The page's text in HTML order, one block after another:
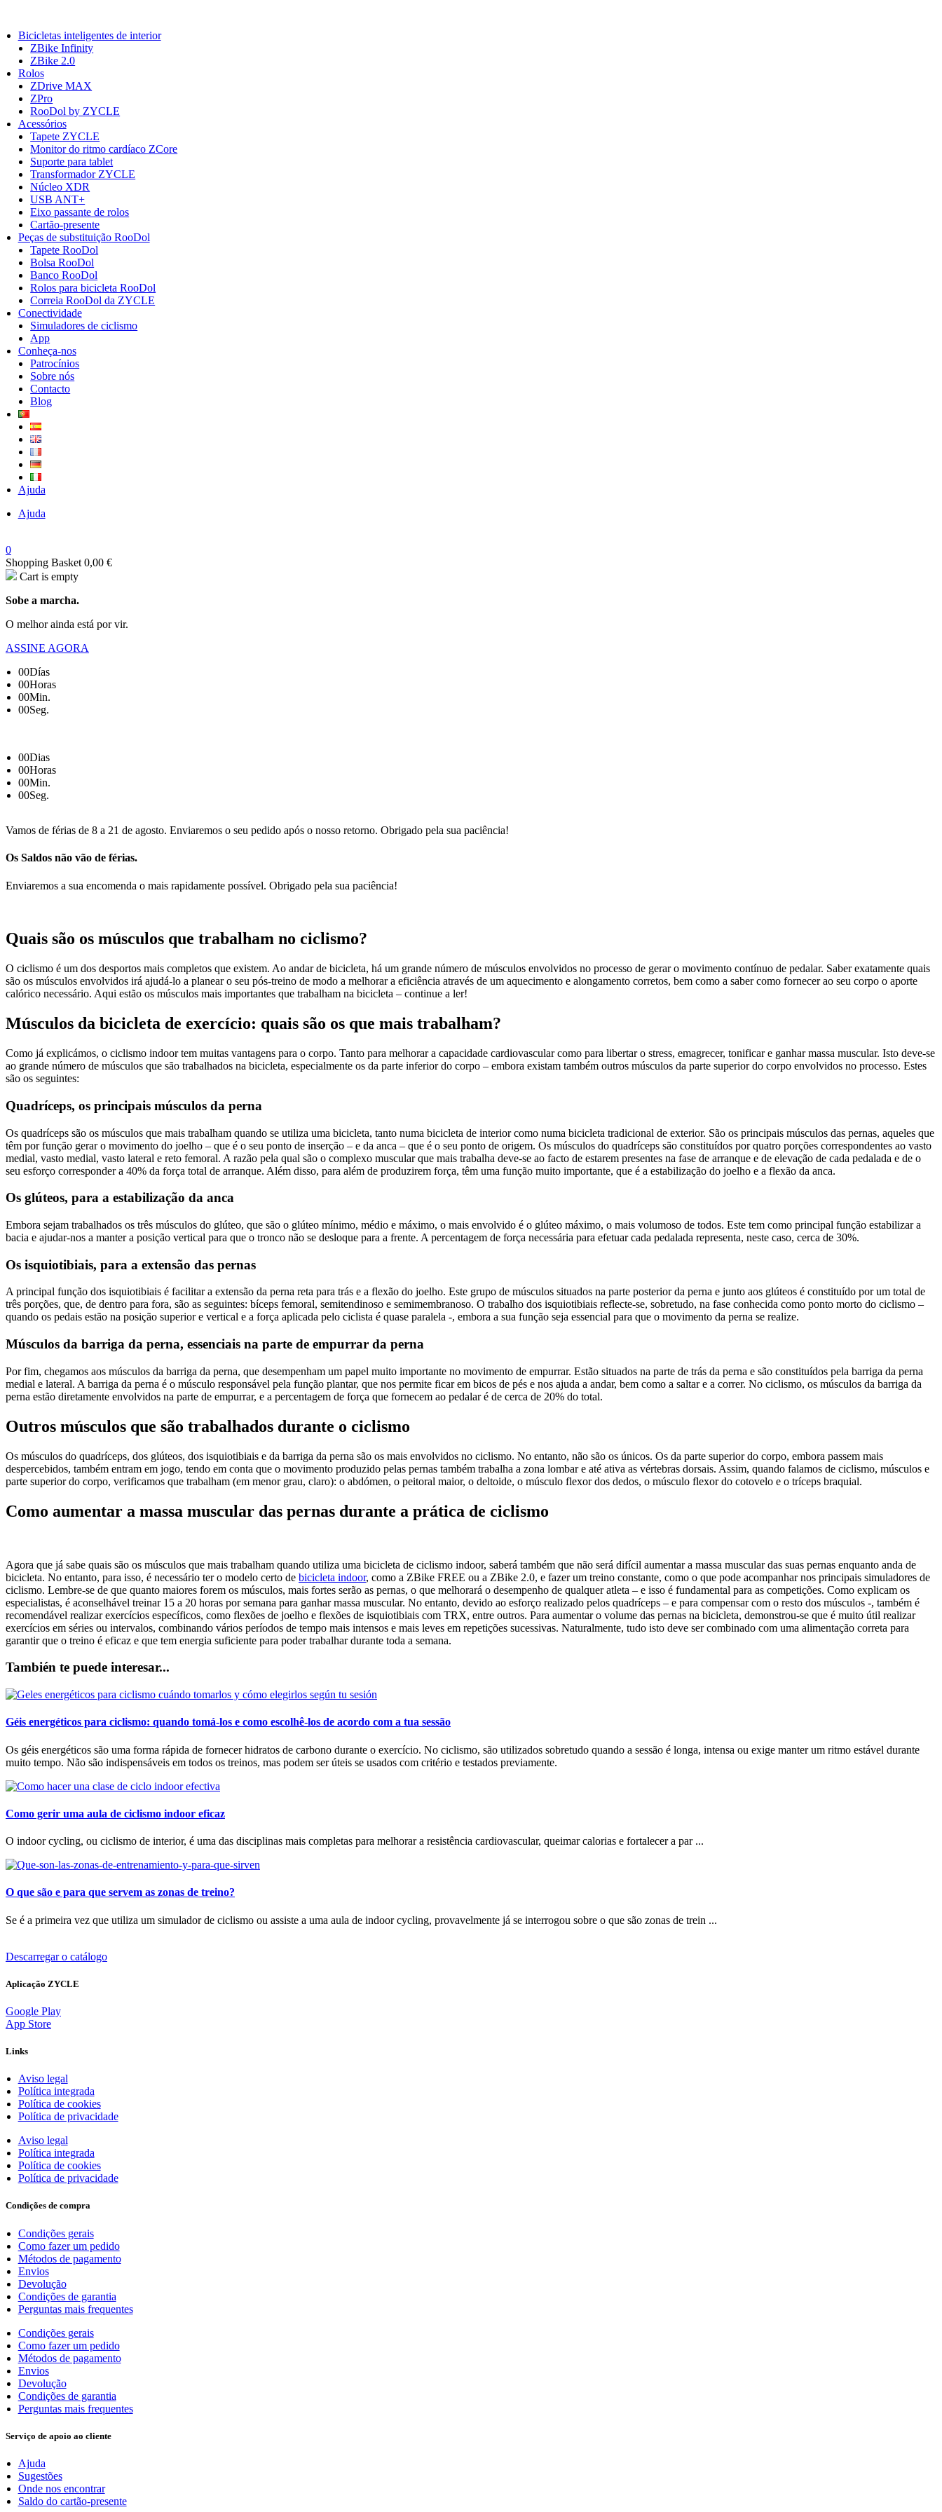
Bicicletas inteligentes de interior
ZBike Infinity
ZBike 2.0
Rolos
ZDrive MAX
ZPro
RooDol by ZYCLE
Acessórios
Tapete ZYCLE
Monitor do ritmo cardíaco ZCore
Suporte para tablet
Transformador ZYCLE
Núcleo XDR
USB ANT+
Eixo passante de rolos
Cartão-presente
Peças de substituição RooDol
Tapete RooDol
Bolsa RooDol
Banco RooDol
Rolos para bicicleta RooDol
Correia RooDol da ZYCLE
Conectividade
Simuladores de ciclismo
App
Conheça-nos
Patrocínios
Sobre nós
Contacto
Blog
Ajuda
Ajuda
0
Shopping Basket 0,00 €
Cart is empty
Sobe a marcha.
O melhor ainda está por vir.
ASSINE AGORA
00Días
00Horas
00Min.
00Seg.
00Dias
00Horas
00Min.
00Seg.
Vamos de férias de 8 a 21 de agosto. Enviaremos o seu pedido após o nosso retorno. Obrigado pela sua paciência!
Os Saldos não vão de férias.
Enviaremos a sua encomenda o mais rapidamente possível. Obrigado pela sua paciência!
Quais são os músculos que trabalham no ciclismo?
O ciclismo é um dos desportos mais completos que existem. Ao andar de bicicleta, há um grande número de músculos envolvidos no processo de gerar o movimento contínuo de pedalar. Saber exatamente quais
são os músculos envolvidos irá ajudá-lo a planear o seu pós-treino de modo a melhorar a eficiência através de um aquecimento e alongamento corretos, bem como a saber como fornecer ao seu corpo o aporte
calórico necessário. Aqui estão os músculos mais importantes que trabalham na bicicleta – continue a ler!
Músculos da bicicleta de exercício: quais são os que mais trabalham?
Como já explicámos, o ciclismo indoor tem muitas vantagens para o corpo. Tanto para melhorar a capacidade cardiovascular como para libertar o stress, emagrecer, tonificar e ganhar massa muscular. Isto deve-se
ao grande número de músculos que são trabalhados na bicicleta, especialmente os da parte inferior do corpo – embora existam também outros músculos da parte superior do corpo envolvidos no processo. Estes
são os seguintes:
Quadríceps, os principais músculos da perna
Os quadríceps são os músculos que mais trabalham quando se utiliza uma bicicleta, tanto numa bicicleta de interior como numa bicicleta tradicional de exterior. São os principais músculos das pernas, aqueles que
têm por função gerar o movimento do joelho – que é o seu ponto de inserção – e da anca – que é o seu ponto de origem. Os músculos do quadríceps são constituídos por quatro porções correspondentes ao vasto
medial, vasto medial, vasto lateral e reto femoral. A razão pela qual são o complexo muscular que mais trabalha deve-se ao facto de estarem presentes na fase de arranque e de elevação de cada pedalada e de o
seu esforço corresponder a 40% da força total de arranque. Além disso, para além de produzirem força, têm uma função muito importante, que é a estabilização do joelho e a flexão da anca.
Os glúteos, para a estabilização da anca
Embora sejam trabalhados os três músculos do glúteo, que são o glúteo mínimo, médio e máximo, o mais envolvido é o glúteo máximo, o mais volumoso de todos. Este tem como principal função estabilizar a
bacia e ajudar-nos a manter a posição vertical para que o tronco não se desloque para a frente. A percentagem de força necessária para efetuar cada pedalada representa, neste caso, cerca de 30%.
Os isquiotibiais, para a extensão das pernas
A principal função dos isquiotibiais é facilitar a extensão da perna reta para trás e a flexão do joelho. Este grupo de músculos situados na parte posterior da perna e junto aos glúteos é constituído por um total de
três porções, que, de dentro para fora, são as seguintes: bíceps femoral, semitendinoso e semimembranoso. O trabalho dos isquiotibiais reflecte-se, sobretudo, na fase conhecida como ponto morto do ciclismo –
quando os pedais estão na posição superior e vertical e a força aplicada pelo ciclista é quase paralela -, embora a sua função seja essencial para que o movimento da perna se realize.
Músculos da barriga da perna, essenciais na parte de empurrar da perna
Por fim, chegamos aos músculos da barriga da perna, que desempenham um papel muito importante no movimento de empurrar. Estão situados na parte de trás da perna e são constituídos pela barriga da perna
medial e lateral. A barriga da perna é o músculo responsável pela função plantar, que nos permite ficar em bicos de pés e nos ajuda a andar, bem como a saltar e a correr. No ciclismo, os músculos da barriga da
perna estão diretamente envolvidos na parte de empurrar, e a percentagem de força que fornecem ao pedalar é de cerca de 20% do total.
Outros músculos que são trabalhados durante o ciclismo
Os músculos do quadríceps, dos glúteos, dos isquiotibiais e da barriga da perna são os mais envolvidos no ciclismo. No entanto, não são os únicos. Os da parte superior do corpo, embora passem mais
despercebidos, também entram em jogo, tendo em conta que o movimento produzido pelas pernas também trabalha a zona lombar e até ativa as vértebras dorsais. Assim, quando falamos de ciclismo, músculos e
parte superior do corpo, verificamos que trabalham (em menor grau, claro): o abdómen, o peitoral maior, o deltoide, o músculo flexor dos dedos, o músculo flexor do cotovelo e o tríceps braquial.
Como aumentar a massa muscular das pernas durante a prática de ciclismo
Agora que já sabe quais são os músculos que mais trabalham quando utiliza uma bicicleta de ciclismo indoor, saberá também que não será difícil aumentar a massa muscular das suas pernas enquanto anda de
bicicleta. No entanto, para isso, é necessário ter o modelo certo de bicicleta indoor, como a ZBike FREE ou a ZBike 2.0, e fazer um treino constante, como o que pode acompanhar nos principais simuladores de
ciclismo. Lembre-se de que quanto maiores forem os músculos, mais fortes serão as pernas, o que melhorará o desempenho de qualquer atleta – e isso é fundamental para as competições. Como explicam os
especialistas, é aconselhável treinar 15 a 20 horas por semana para ganhar massa muscular. No entanto, devido ao esforço realizado pelos quadríceps – e para compensar com o resto dos músculos -, também é
recomendável realizar exercícios específicos, como flexões de joelho e flexões de isquiotibiais com TRX, entre outros. Para aumentar o volume das pernas na bicicleta, demonstrou-se que é muito útil realizar
exercícios em séries ou intervalos, combinando vários períodos de tempo mais intensos e mais leves em repetições sucessivas. Naturalmente, tudo isto deve ser combinado com uma alimentação correta para
garantir que o treino é eficaz e que tem energia suficiente para poder trabalhar durante toda a semana.
También te puede interesar...
Géis energéticos para ciclismo: quando tomá-los e como escolhê-los de acordo com a tua sessão
Os géis energéticos são uma forma rápida de fornecer hidratos de carbono durante o exercício. No ciclismo, são utilizados sobretudo quando a sessão é longa, intensa ou exige manter um ritmo estável durante
muito tempo. Não são indispensáveis em todos os treinos, mas podem ser úteis se usados com critério e testados previamente.
Como gerir uma aula de ciclismo indoor eficaz
O indoor cycling, ou ciclismo de interior, é uma das disciplinas mais completas para melhorar a resistência cardiovascular, queimar calorias e fortalecer a par ...
O que são e para que servem as zonas de treino?
Se é a primeira vez que utiliza um simulador de ciclismo ou assiste a uma aula de indoor cycling, provavelmente já se interrogou sobre o que são zonas de trein ...
Descarregar o catálogo
Aplicação ZYCLE
Google Play
App Store
Links
Aviso legal
Política integrada
Política de cookies
Política de privacidade
Aviso legal
Política integrada
Política de cookies
Política de privacidade
Condições de compra
Condições gerais
Como fazer um pedido
Métodos de pagamento
Envios
Devolução
Condições de garantia
Perguntas mais frequentes
Condições gerais
Como fazer um pedido
Métodos de pagamento
Envios
Devolução
Condições de garantia
Perguntas mais frequentes
Serviço de apoio ao cliente
Ajuda
Sugestões
Onde nos encontrar
Saldo do cartão-presente